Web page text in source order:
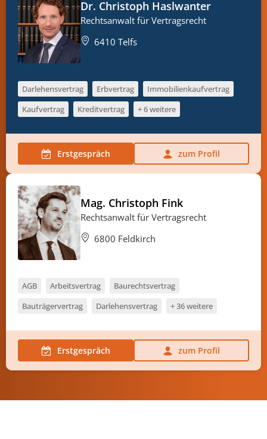
Dr. Christoph Haslwanter
Rechtsanwalt für Vertragsrecht
6410 Telfs
Darlehensvertrag Erbvertrag
Immobilienkaufvertrag
Kaufvertrag
Kreditvertrag + 6 weitere
Erstgespräch zum Profil
Mag. Christoph Fink
Rechtsanwalt für Vertragsrecht
6800 Feldkirch
AGB Arbeitsvertrag
Baurechtsvertrag
Bauträgervertrag
Darlehensvertrag + 36 weitere
Erstgespräch zum Profil